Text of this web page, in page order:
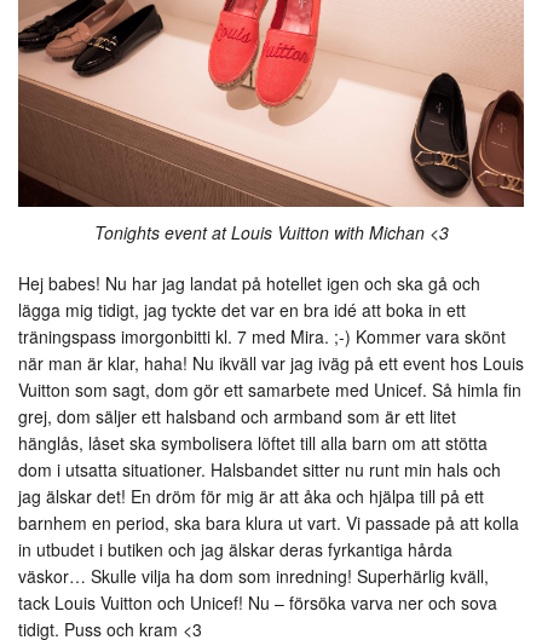
Tonights event at Louis Vuitton with Michan <3
Hej babes! Nu har jag landat på hotellet igen och ska gå och
lägga mig tidigt, jag tyckte det var en bra idé att boka in ett
träningspass imorgonbitti kl. 7 med Mira. ;-) Kommer vara skönt
när man är klar, haha! Nu ikväll var jag iväg på ett event hos Louis
Vuitton som sagt, dom gör ett samarbete med Unicef. Så himla fin
grej, dom säljer ett halsband och armband som är ett litet
hänglås, låset ska symbolisera löftet till alla barn om att stötta
dom i utsatta situationer. Halsbandet sitter nu runt min hals och
jag älskar det! En dröm för mig är att åka och hjälpa till på ett
barnhem en period, ska bara klura ut vart. Vi passade på att kolla
in utbudet i butiken och jag älskar deras fyrkantiga hårda
väskor… Skulle vilja ha dom som inredning! Superhärlig kväll,
tack Louis Vuitton och Unicef! Nu – försöka varva ner och sova
tidigt. Puss och kram <3